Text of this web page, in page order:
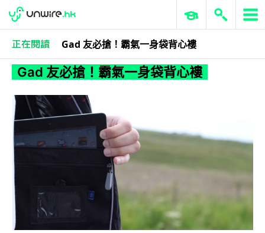
Gad 友必搶！霸氣一身袋背心褸
作者忘記分類
Gad 友必搶！霸氣一身袋背心褸